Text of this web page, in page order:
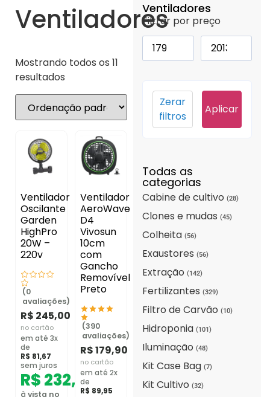
Ventiladores
Filtrar por preço
Aplicar
Zerar
filtros
Todas as
categorias
Cabine de cultivo(28)
Clones e mudas(45)
Colheita(56)
Exaustores(56)
Extração(142)
Fertilizantes(329)
Filtro de Carvão(10)
Hidroponia(101)
Iluminação(48)
Kit Case Bag(7)
Kit Cultivo(32)
Ventiladores
Mostrando todos os 11
resultados
Ventilador
Oscilante
Garden
HighPro
20W –
220v
(0
avaliações)
R$ 245,00
no cartão
em até 3x
de
R$ 81,67
sem juros
R$232,75
à vista no
Ventilador
AeroWave
D4
Vivosun
10cm
com
Gancho
Removível
Preto
(390
avaliações)
R$179,90
no cartão
em até 2x
de
R$ 89,95